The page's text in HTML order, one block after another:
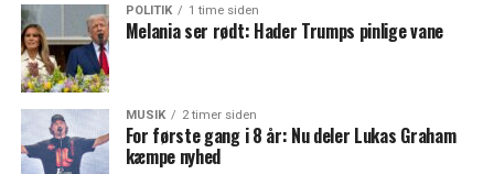
POLITIK 1 time siden
Melania ser rødt: Hader Trumps pinlige vane
MUSIK 2 timer siden
For første gang i 8 år: Nu deler Lukas Graham
kæmpe nyhed